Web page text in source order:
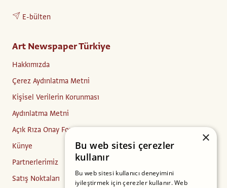
E-bülten
Art Newspaper Türkiye
Hakkımızda
Çerez Aydınlatma Metni
Kişisel Verilerin Korunması
Aydınlatma Metni
Açık Rıza Onay Formu
Künye
Partnerlerimiz
Satış Noktaları
×
Bu web sitesi çerezler
kullanır
Bu web sitesi kullanıcı deneyimini
iyileştirmek için çerezler kullanır. Web